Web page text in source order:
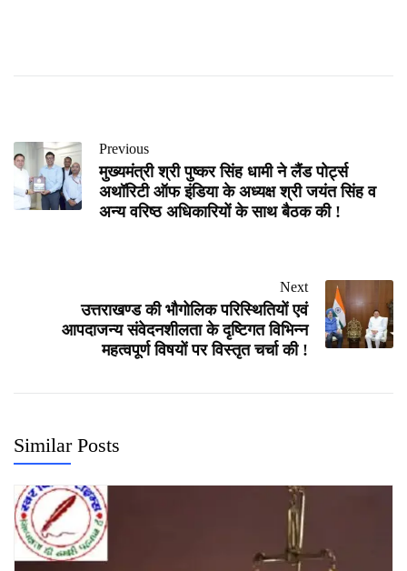
Previous
मुख्यमंत्री श्री पुष्कर सिंह धामी ने लैंड पोर्ट्स
अथॉरिटी ऑफ इंडिया के अध्यक्ष श्री जयंत सिंह व
अन्य वरिष्ठ अधिकारियों के साथ बैठक की !
Next
उत्तराखण्ड की भौगोलिक परिस्थितियों एवं
आपदाजन्य संवेदनशीलता के दृष्टिगत विभिन्न
महत्वपूर्ण विषयों पर विस्तृत चर्चा की !
Similar Posts